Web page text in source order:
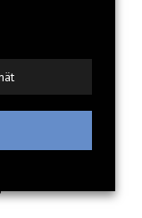
Laatu ja
joten
Sarjan
myös
ei